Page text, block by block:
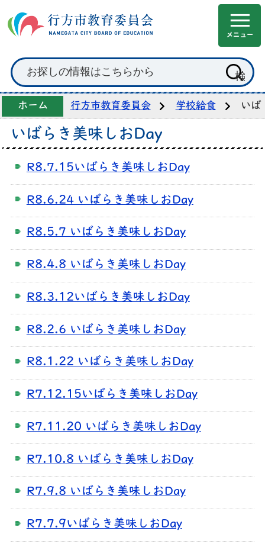
ホーム 行方市教育委員会 学校給食 いば
いばらき美味しおDay
R8.7.15いばらき美味しおDay
R8.6.24 いばらき美味しおDay
R8.5.7 いばらき美味しおDay
R8.4.8 いばらき美味しおDay
R8.3.12いばらき美味しおDay
R8.2.6 いばらき美味しおDay
R8.1.22 いばらき美味しおDay
R7.12.15いばらき美味しおDay
R7.11.20 いばらき美味しおDay
R7.10.8 いばらき美味しおDay
R7.9.8 いばらき美味しおDay
R7.7.9いばらき美味しおDay